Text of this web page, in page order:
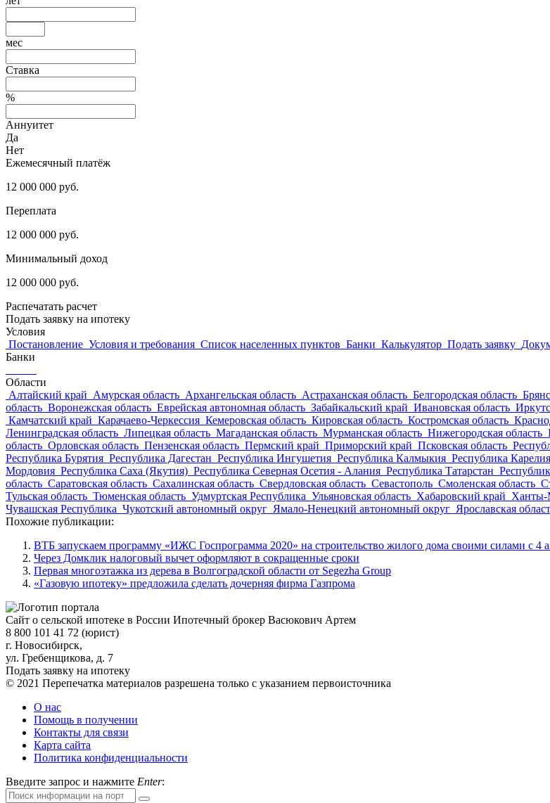
мес
Ставка
%
Аннуитет
Да
Нет
Ежемесячный платёж
12 000 000 руб.
Переплата
12 000 000 руб.
Минимальный доход
12 000 000 руб.
Распечатать расчет
Подать заявку на ипотеку
Условия
Постановление Условия и требования Список населенных пунктов Банки Калькулятор Подать заявку
Банки
Области
Алтайский край Амурская область Архангельская область Астраханская область Белгородская область
область Воронежская область Еврейская автономная область Забайкальский край Ивановская область
Камчатский край Карачаево-Черкессия Кемеровская область Кировская область Костромская область
Ленинградская область Липецкая область Магаданская область Мурманская область Нижегородская область
область Орловская область Пензенская область Пермский край Приморский край Псковская область
Республика Бурятия Республика Дагестан Республика Ингушетия Республика Калмыкия Республика Карелия
Мордовия Республика Саха (Якутия) Республика Северная Осетия - Алания Республика Татарстан
область Саратовская область Сахалинская область Свердловская область Севастополь Смоленская область
Тульская область Тюменская область Удмуртская Республика Ульяновская область Хабаровский край Ханты-
Чувашская Республика Чукотский автономный округ Ямало-Ненецкий автономный округ Ярославская
Похожие публикации:
ВТБ запускаем программу «ИЖС Госпрограмма 2020» на строительство жилого дома своими силами с 4
Через Домклик налоговый вычет оформляют в сокращенные сроки
Первая многоэтажка из дерева в Волгоградской области от Segezha Group
«Газовую ипотеку» предложила сделать дочерняя фирма Газпрома
Сайт о сельской ипотеке в России Ипотечный брокер Васюкович Артем
8 800 101 41 72 (юрист)
г. Новосибирск,
ул. Гребенщикова, д. 7
Подать заявку на ипотеку
© 2021 Перепечатка материалов разрешена только с указанием первоисточника
О нас
Помощь в получении
Контакты для связи
Карта сайта
Политика конфиденциальности
Введите запрос и нажмите Enter: